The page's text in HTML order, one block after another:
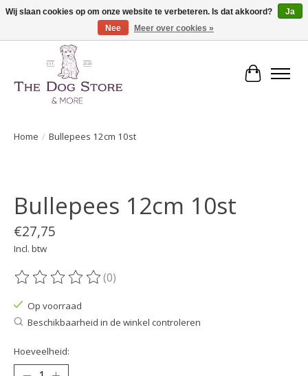
De speciaalzaak in hondenartikelen en meer!
Home / Bullepees 12cm 10st
Bullepees 12cm 10st
€27,75
Incl. btw
De beoordeling van dit product is
(0)
Op voorraad
Beschikbaarheid in de winkel controleren
Hoeveelheid:
Wij slaan cookies op om onze website te verbeteren. Is dat akkoord?
Ja
Nee
Meer over cookies »